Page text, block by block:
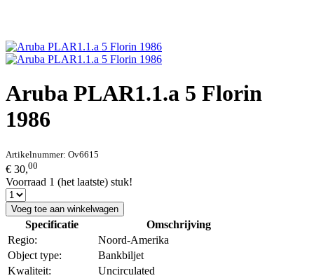
Aruba PLAR1.1.a 5 Florin
1986
Artikelnummer: Ov6615
€ 30,00
Voorraad 1 (het laatste) stuk!
Voeg toe aan winkelwagen
Specificatie
Omschrijving
Regio:
Noord-Amerika
Object type:
Bankbiljet
Kwaliteit:
Uncirculated